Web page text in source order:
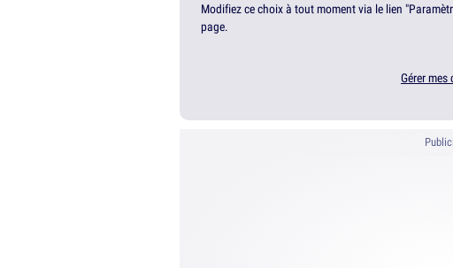
Modifiez ce choix à tout moment via le lien
page.
Gérer mes